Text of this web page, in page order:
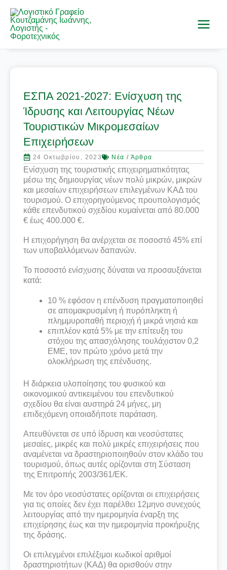
στο
περιεχόμενο
ΕΣΠΑ 2021-2027: Ενίσχυση της
Ίδρυσης και Λειτουργίας Νέων
Τουριστικών Μικρομεσαίων
Επιχειρήσεων
24 Οκτωβρίου, 2023 Νέα / Άρθρα
Ενίσχυση της τουριστικής επιχειρηματικότητας
μέσω της δημιουργίας νέων πολύ μικρών, μικρών
και μεσαίων επιχειρήσεων επιλεγμένων ΚΑΔ του
τουρισμού. Ο επιχορηγούμενος προυπολογισμός
κάθε επενδυτικού σχεδίου κυμαίνεται από 80.000
€ έως 400.000 €.
Η επιχορήγηση θα ανέρχεται σε ποσοστό 45% επί
των υποβαλλόμενων δαπανών.
Το ποσοστό ενίσχυσης δύναται να προσαυξάνεται
κατά:
10 % εφόσον η επένδυση πραγματοποιηθεί
σε απομακρυσμένη ή πυρόπληκτη ή
πλημμυροπαθή περιοχή ή μικρά νησιά και
επιπλέον κατά 5% με την επίτευξη του
στόχου της απασχόλησης τουλάχιστον 0,2
ΕΜΕ, τον πρώτο χρόνο μετά την
ολοκλήρωση της επένδυσης.
Η διάρκεια υλοποίησης του φυσικού και
οικονομικού αντικειμένου του επενδυτικού
σχεδίου θα είναι αυστηρά 24 μήνες, μη
επιδεχόμενη οποιαδήποτε παράταση.
Απευθύνεται σε υπό ίδρυση και νεοσύστατες
μεσαίες, μικρές και πολύ μικρές επιχειρήσεις που
αναμένεται να δραστηριοποιηθούν στον κλάδο του
τουρισμού, όπως αυτές ορίζονται στη Σύσταση
της Επιτροπής 2003/361/ΕΚ.
Με τον όρο νεοσύστατες ορίζονται οι επιχειρήσεις
για τις οποίες δεν έχει παρέλθει 12μηνο συνεχούς
λειτουργίας από την ημερομηνία έναρξη της
επιχείρησης έως και την ημερομηνία προκήρυξης
της δράσης.
Οι επιλεγμένοι επιλέξιμοι κωδικοί αριθμοί
δραστηριοτήτων (ΚΑΔ) θα ορισθούν στην